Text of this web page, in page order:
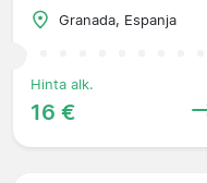
Granada, Espanja
Hinta alk.
16 €